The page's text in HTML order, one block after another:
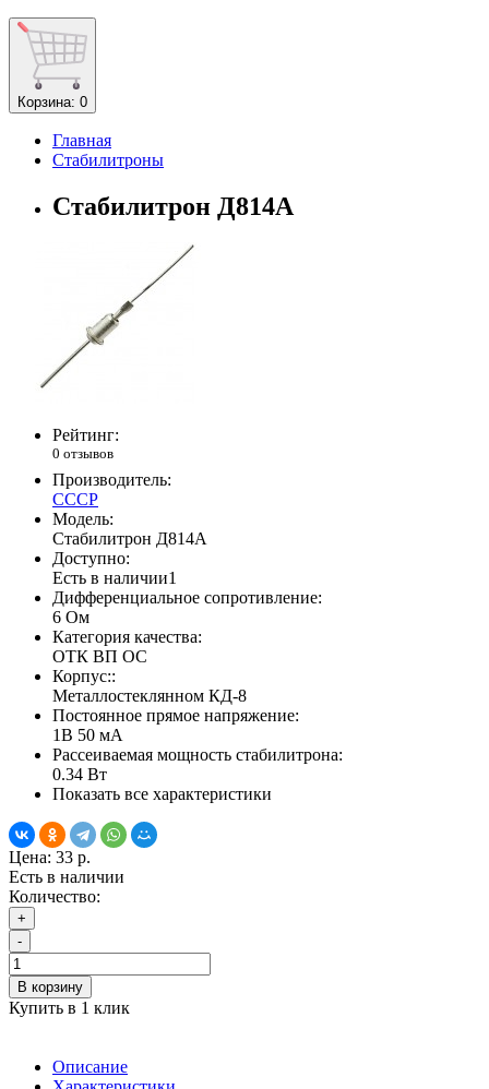
Корзина: 0
Главная
Стабилитроны
Стабилитрон Д814А
Рейтинг:
0 отзывов
Производитель:
СССР
Модель:
Стабилитрон Д814А
Доступно:
Есть в наличии1
Дифференциальное сопротивление:
6 Ом
Категория качества:
ОТК ВП ОС
Корпус::
Металлостеклянном КД-8
Постоянное прямое напряжение:
1В 50 мА
Рассеиваемая мощность стабилитрона:
0.34 Вт
Показать все характеристики
Цена: 33 р.
Есть в наличии
Количество:
+
-
В корзину
Купить в 1 клик
Описание